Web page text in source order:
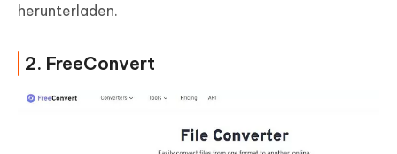
herunterladen.
2. FreeConvert